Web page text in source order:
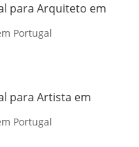
para Arquiteto em
Portugal
para Artista em
Portugal